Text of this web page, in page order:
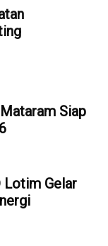
Siap
Lotim Gelar